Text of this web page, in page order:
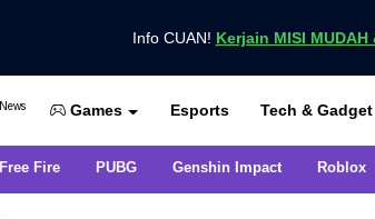
Info CUAN! Kerjain MISI
VCGamers News
News
Dapatkan Berita Games Terbaru Hanya di VCGamers
Games Esports Tech & Gadget
Free Fire PUBG Genshin Impact Roblox